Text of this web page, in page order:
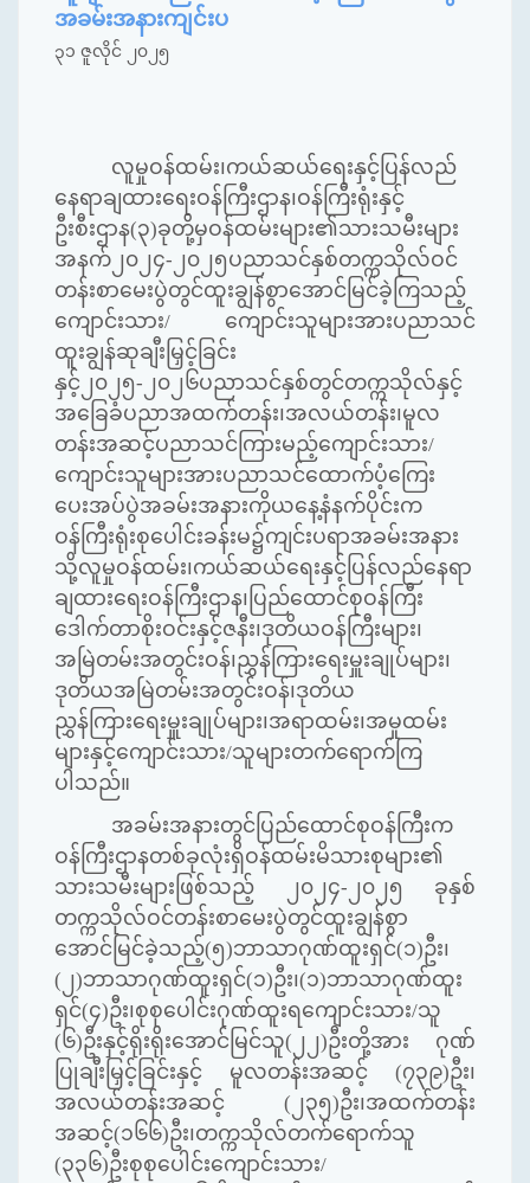
အခမ်းအနားကျင်းပ
၃၁ ဇူလိုင် ၂၀၂၅
လူမှုဝန်ထမ်း၊ကယ်ဆယ်ရေးနှင့်ပြန်လည်
နေရာချထားရေးဝန်ကြီးဌာန၊ဝန်ကြီးရုံးနှင့်
ဦးစီးဌာန(၃)ခုတို့မှဝန်ထမ်းများ၏သားသမီးများ
အနက်၂၀၂၄-၂၀၂၅ပညာသင်နှစ်တက္ကသိုလ်ဝင်
တန်းစာမေးပွဲတွင်ထူးချွန်စွာအောင်မြင်ခဲ့ကြသည့်
ကျောင်းသား/ ကျောင်းသူများအားပညာသင်
ထူးချွန်ဆုချီးမြှင့်ခြင်း
နှင့်၂၀၂၅-၂၀၂၆ပညာသင်နှစ်တွင်တက္ကသိုလ်နှင့်
အခြေခံပညာအထက်တန်း၊အလယ်တန်း၊မူလ
တန်းအဆင့်ပညာသင်ကြားမည့်ကျောင်းသား/
ကျောင်းသူများအားပညာသင်ထောက်ပံ့ကြေး
ပေးအပ်ပွဲအခမ်းအနားကိုယနေ့နံနက်ပိုင်းက
ဝန်ကြီးရုံးစုပေါင်းခန်းမ၌ကျင်းပရာအခမ်းအနား
သို့လူမှုဝန်ထမ်း၊ကယ်ဆယ်ရေးနှင့်ပြန်လည်နေရာ
ချထားရေးဝန်ကြီးဌာန၊ပြည်ထောင်စုဝန်ကြီး
ဒေါက်တာစိုးဝင်းနှင့်ဇနီး၊ဒုတိယဝန်ကြီးများ၊
အမြဲတမ်းအတွင်းဝန်၊ညွှန်ကြားရေးမှူးချုပ်များ၊
ဒုတိယအမြဲတမ်းအတွင်းဝန်၊ဒုတိယ
ညွှန်ကြားရေးမှူးချုပ်များ၊အရာထမ်း၊အမှုထမ်း
များနှင့်ကျောင်းသား/သူများတက်ရောက်ကြ
ပါသည်။
အခမ်းအနားတွင်ပြည်ထောင်စုဝန်ကြီးက
ဝန်ကြီးဌာနတစ်ခုလုံးရှိဝန်ထမ်းမိသားစုများ၏
သားသမီးများဖြစ်သည့် ၂၀၂၄-၂၀၂၅ ခုနှစ်
တက္ကသိုလ်ဝင်တန်းစာမေးပွဲတွင်ထူးချွန်စွာ
အောင်မြင်ခဲ့သည့်(၅)ဘာသာဂုဏ်ထူးရှင်(၁)ဦး၊
(၂)ဘာသာဂုဏ်ထူးရှင်(၁)ဦး၊(၁)ဘာသာဂုဏ်ထူး
ရှင်(၄)ဦး၊စုစုပေါင်းဂုဏ်ထူးရကျောင်းသား/သူ
(၆)ဦးနှင့်ရိုးရိုးအောင်မြင်သူ(၂၂)ဦးတို့အား ဂုဏ်
ပြုချီးမြှင့်ခြင်းနှင့် မူလတန်းအဆင့် (၇၃၉)ဦး၊
အလယ်တန်းအဆင့် (၂၃၅)ဦး၊အထက်တန်း
အဆင့်(၁၆၆)ဦး၊တက္ကသိုလ်တက်ရောက်သူ
(၃၃၆)ဦးစုစုပေါင်းကျောင်းသား/